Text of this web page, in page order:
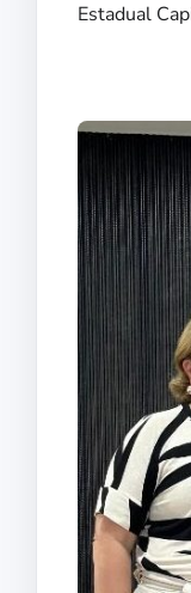
Estadual